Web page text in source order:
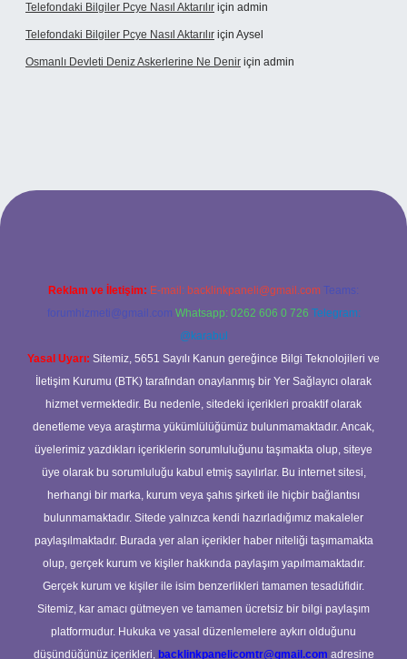
Telefondaki Bilgiler Pcye Nasıl Aktarılır için admin
Telefondaki Bilgiler Pcye Nasıl Aktarılır için Aysel
Osmanlı Devleti Deniz Askerlerine Ne Denir için admin
giriş
Reklam ve İletişim: E-mail: backlinkpaneli@gmail.com Teams:
forumhizmeti@gmail.com Whatsapp: 0262 606 0 726 Telegram:
@karabul
Yasal Uyarı: Sitemiz, 5651 Sayılı Kanun gereğince Bilgi Teknolojileri ve
İletişim Kurumu (BTK) tarafından onaylanmış bir Yer Sağlayıcı olarak
hizmet vermektedir. Bu nedenle, sitedeki içerikleri proaktif olarak
denetleme veya araştırma yükümlülüğümüz bulunmamaktadır. Ancak,
üyelerimiz yazdıkları içeriklerin sorumluluğunu taşımakta olup, siteye
üye olarak bu sorumluluğu kabul etmiş sayılırlar. Bu internet sitesi,
herhangi bir marka, kurum veya şahıs şirketi ile hiçbir bağlantısı
bulunmamaktadır. Sitede yalnızca kendi hazırladığımız makaleler
paylaşılmaktadır. Burada yer alan içerikler haber niteliği taşımamakta
olup, gerçek kurum ve kişiler hakkında paylaşım yapılmamaktadır.
Gerçek kurum ve kişiler ile isim benzerlikleri tamamen tesadüfidir.
Sitemiz, kar amacı gütmeyen ve tamamen ücretsiz bir bilgi paylaşım
platformudur. Hukuka ve yasal düzenlemelere aykırı olduğunu
düşündüğünüz içerikleri, backlinkpanelicomtr@gmail.com adresine